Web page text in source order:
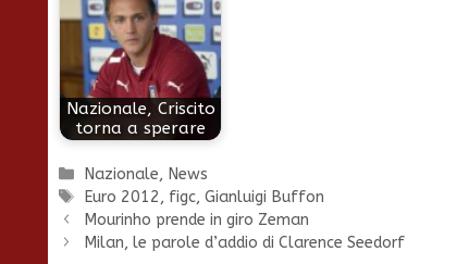
Nazionale, Criscito
torna a sperare
Categorie
Nazionale, News
Tag
Euro 2012, figc,Gianluigi Buffon
Mourinho prende in giro Zeman
Milan, le parole d’addio di Clarence Seedorf